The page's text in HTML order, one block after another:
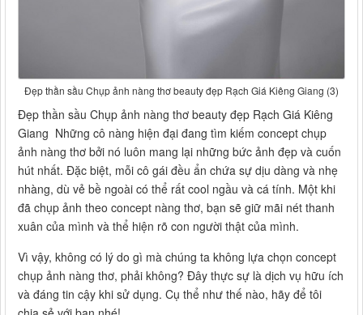
Đẹp thần sầu Chụp ảnh nàng thơ beauty đẹp Rạch Giá Kiêng Giang (3)
Đẹp thần sầu Chụp ảnh nàng thơ beauty đẹp Rạch Giá Kiêng
Giang Những cô nàng hiện đại đang tìm kiếm concept chụp
ảnh nàng thơ bởi nó luôn mang lại những bức ảnh đẹp và cuốn
hút nhất. Đặc biệt, mỗi cô gái đều ẩn chứa sự dịu dàng và nhẹ
nhàng, dù vẻ bề ngoài có thể rất cool ngầu và cá tính. Một khi
đã chụp ảnh theo concept nàng thơ, bạn sẽ giữ mãi nét thanh
xuân của mình và thể hiện rõ con người thật của mình.
Vì vậy, không có lý do gì mà chúng ta không lựa chọn concept
chụp ảnh nàng thơ, phải không? Đây thực sự là dịch vụ hữu ích
và đáng tin cậy khi sử dụng. Cụ thể như thế nào, hãy để tôi